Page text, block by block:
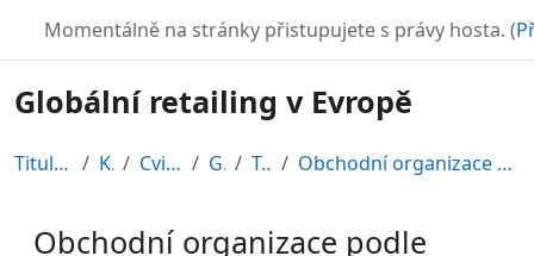
TURBO
Momentálně na stránky přistupujete s právy hosta. (
Globální retailing v Evropě
Titulní stránka Kurzy Cvičné kurzy GRE08 Topic 4 Obchodní organizace podle obchodního zákoníku v ob...
Obchodní organizace podle